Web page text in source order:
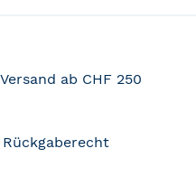
ab CHF 250
Rückgaberecht